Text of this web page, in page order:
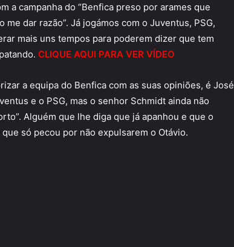
a campanha do “Benfica preso por arames que
dar razão”. Já jogámos com o Juventus, PSG,
mais uns tempos para poderem dizer que tem
CLIQUE AQUI PARA VER VÍDEO
a equipa do Benfica com as suas opiniões, é José
e o PSG, mas o senhor Schmidt ainda não
Alguém que lhe diga que já apanhou e que o
só pecou por não expulsarem o Otávio.